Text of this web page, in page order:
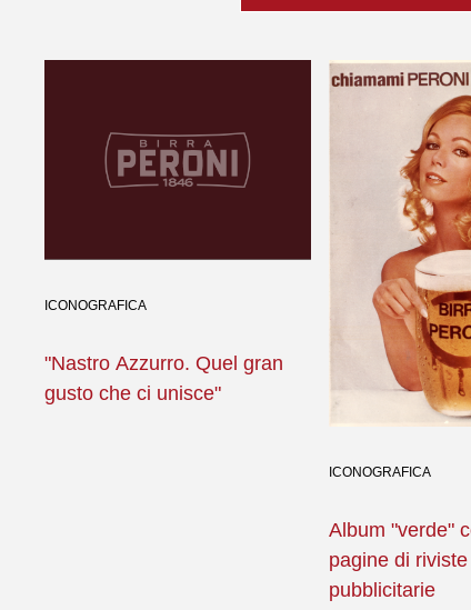
ICONOGRAFICA
"Nastro Azzurro. Quel gran
gusto che ci unisce"
ICONOGRAFICA
Album "verde"
pagine di
pubblicitarie